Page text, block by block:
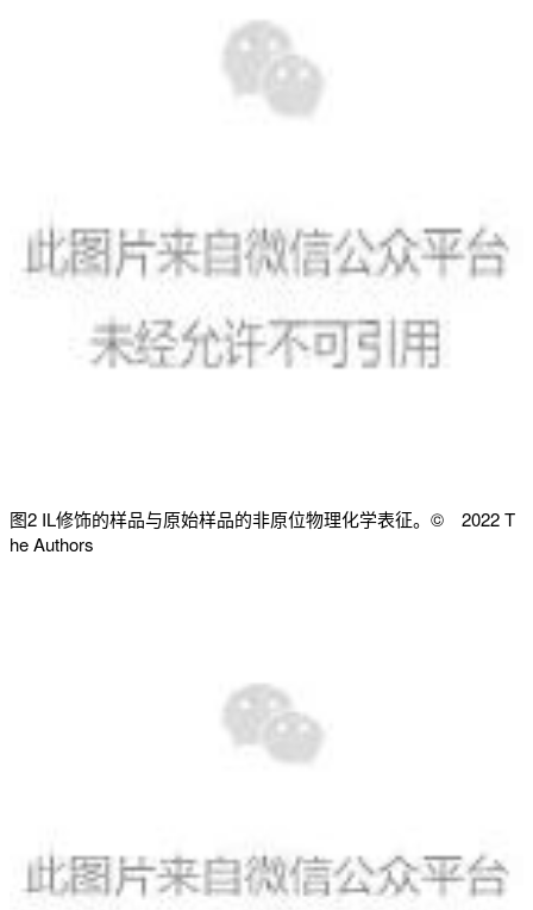
图2 IL修饰的样品与原始样品的非原位物理化学表征。© 2022 T
he Authors